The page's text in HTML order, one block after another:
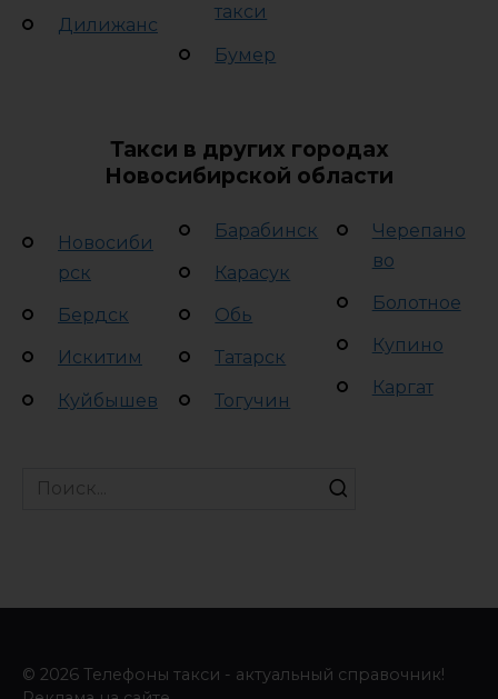
Дилижанс
такси
Бумер
Такси в других городах
Новосибирской области
Новосиби
рск
Бердск
Искитим
Куйбышев
Барабинск
Карасук
Обь
Татарск
Тогучин
Черепано
во
Болотное
Купино
Каргат
Search
© 2026 Телефоны такси - актуальный справочник!